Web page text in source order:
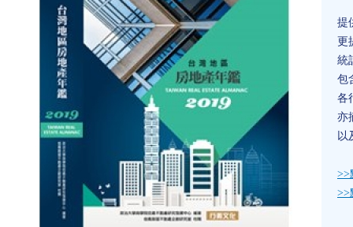
提
更
統
包
各
亦
以
>>
>>